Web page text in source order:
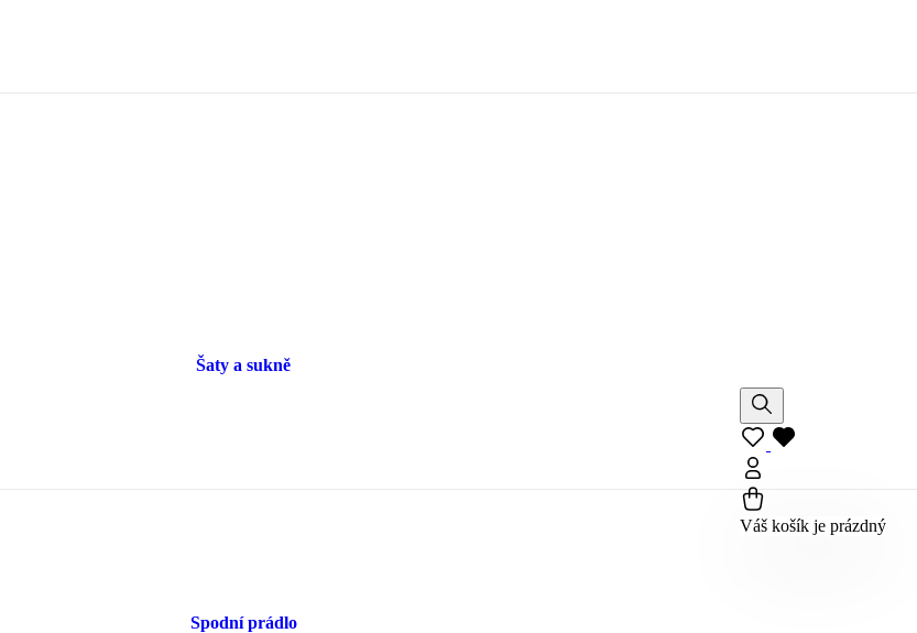
Šaty a sukně
Spodní prádlo
Váš košík je prázdný